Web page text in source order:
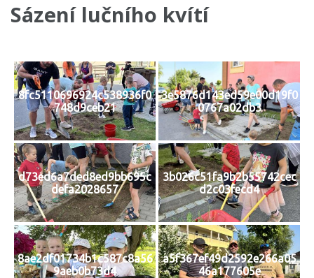
Sázení lučního kvítí
8fc5110696924c538936f0
748d9ceb21
3e5876d143ed59e00d19f0
0767a02db3
d73ed6a7ded8ed9bb695c
defa2028657
3b026c51fa9b2b55742cec
d2c03fecd4
8ae2df01734b1c587c8a56
9aeb0b73d4
a5f367ef49d2592e266a05
46a177605e